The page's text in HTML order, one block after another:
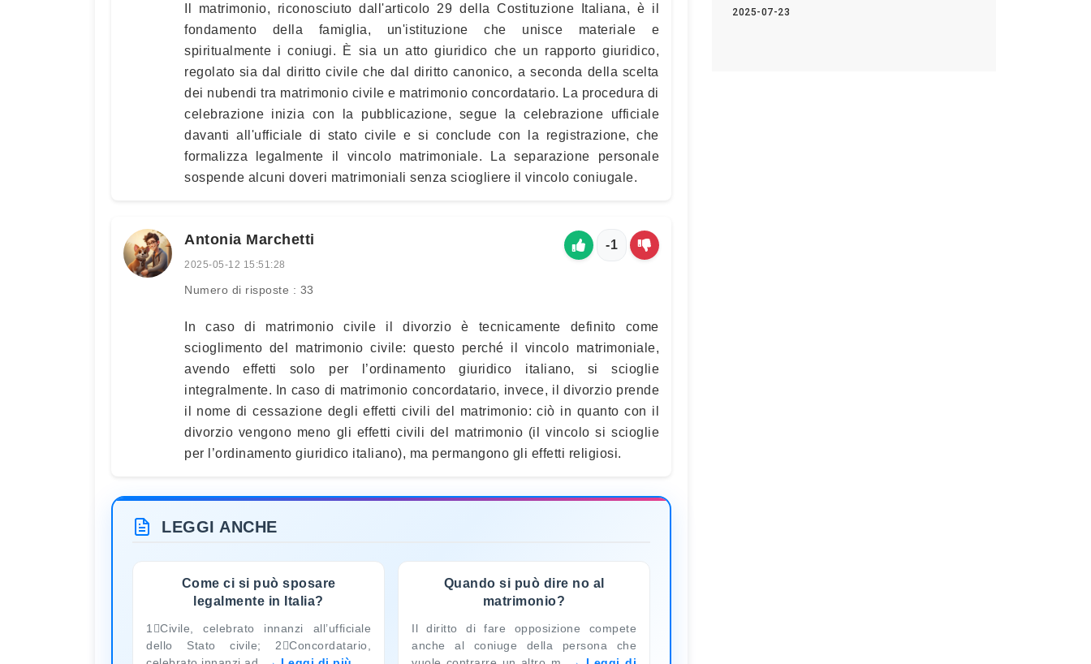
Il matrimonio, riconosciuto dall'articolo 29 della Costituzione Italiana, è il
fondamento della famiglia, un'istituzione che unisce materiale e
spiritualmente i coniugi. È sia un atto giuridico che un rapporto giuridico,
regolato sia dal diritto civile che dal diritto canonico, a seconda della scelta
dei nubendi tra matrimonio civile e matrimonio concordatario. La procedura di
celebrazione inizia con la pubblicazione, segue la celebrazione ufficiale
davanti all'ufficiale di stato civile e si conclude con la registrazione, che
formalizza legalmente il vincolo matrimoniale. La separazione personale
sospende alcuni doveri matrimoniali senza sciogliere il vincolo coniugale.
Antonia Marchetti
2025-05-12 15:51:28
Numero di risposte : 33
-1
In caso di matrimonio civile il divorzio è tecnicamente definito come
scioglimento del matrimonio civile: questo perché il vincolo matrimoniale,
avendo effetti solo per l’ordinamento giuridico italiano, si scioglie
integralmente. In caso di matrimonio concordatario, invece, il divorzio prende
il nome di cessazione degli effetti civili del matrimonio: ciò in quanto con il
divorzio vengono meno gli effetti civili del matrimonio (il vincolo si scioglie
per l’ordinamento giuridico italiano), ma permangono gli effetti religiosi.
LEGGI ANCHE
Come ci si può sposare
legalmente in Italia?
1Civile, celebrato innanzi all’ufficiale
dello Stato civile; 2Concordatario,
Quando si può dire no al
matrimonio?
Il diritto di fare opposizione compete
anche al coniuge della persona che
2025-07-23